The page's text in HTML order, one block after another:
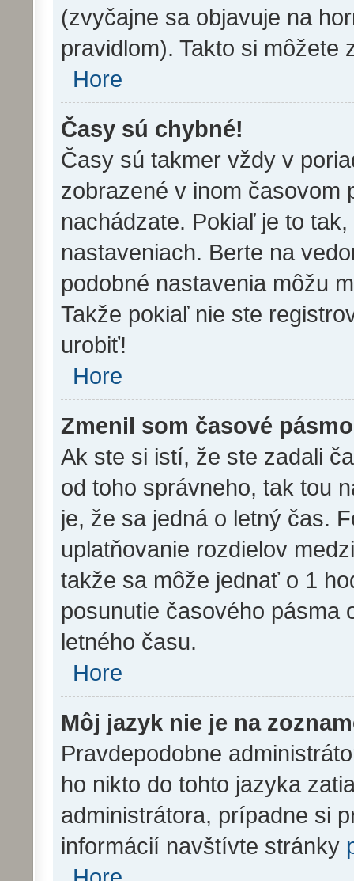
(zvyčajne sa objavuje na
pravidlom). Takto si
Hore
Časy sú chybné!
Časy sú takmer vždy v
zobrazené v inom časovom
nachádzate. Pokiaľ je to
nastaveniach. Berte na
podobné nastavenia môžu
Takže pokiaľ nie ste
urobiť!
Hore
Zmenil som časové
Ak ste si istí, že ste zadali
od toho správneho, tak tou
je, že sa jedná o letný čas.
uplatňovanie rozdielov
takže sa môže jednať o 1
posunutie časového pásma
letného času.
Hore
Môj jazyk nie je na
Pravdepodobne
ho nikto do tohto jazyka
administrátora, prípadne si
informácií navštívte stránky